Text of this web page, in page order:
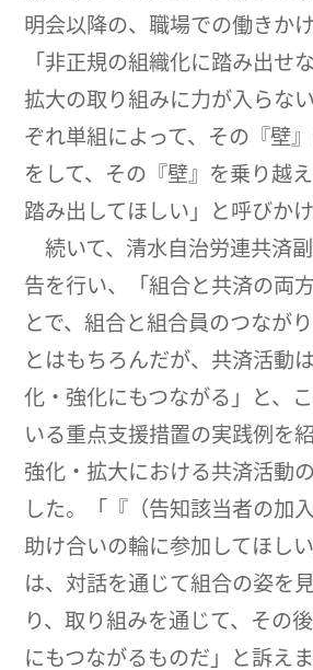
明会以降の、職場での働きか
「非正規の組織化に踏み出せ
拡大の取り組みに力が入らな
ぞれ単組によって、その『壁
をして、その『壁』を乗り越
踏み出してほしい」と呼びかけ
続いて、清水自治労連共済
告を行い、「組合と共済の両
とで、組合と組合員のつなが
とはもちろんだが、共済活動
化・強化にもつながる」と、
いる重点支援措置の実践例を
強化・拡大における共済活動
した。「『（告知該当者の加
助け合いの輪に参加してほし
は、対話を通じて組合の姿を
り、取り組みを通じて、その
にもつながるものだ」と訴えま